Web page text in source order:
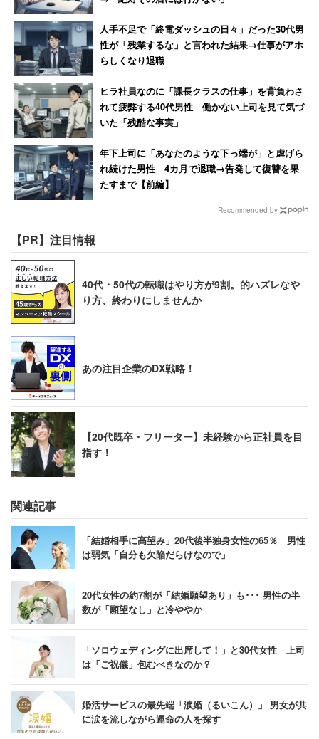
人手不足で「終電ダッシュの日々」だった30代男
性が「残業するな」と言われた結果→仕事がアホ
らしくなり退職
ヒラ社員なのに「課長クラスの仕事」を背負わさ
れて疲弊する40代男性 働かない上司を見て気づ
いた「残酷な事実」
年下上司に「あなたのような下っ端が」と虐げら
れ続けた男性 4カ月で退職→告発して復讐を果
たすまで【前編】
Recommended by
【PR】注目情報
40代・50代の転職はやり方が9割。的ハズレなや
り方、終わりにしませんか
あの注目企業のDX戦略！
【20代既卒・フリーター】未経験から正社員を目
指す！
関連記事
「結婚相手に高望み」20代後半独身女性の65％ 男性
は弱気「自分も欠陥だらけなので」
20代女性の約7割が「結婚願望あり」も･･･ 男性の半
数が「願望なし」と冷ややか
「ソロウェディングに出席して！」と30代女性 上司
は「ご祝儀」包むべきなのか？
婚活サービスの最先端「涙婚（るいこん）」 男女が共
に涙を流しながら運命の人を探す